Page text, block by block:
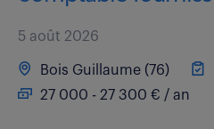
5 août 2026
Bois Guillaume (76)
27 000 - 27 300 € / an